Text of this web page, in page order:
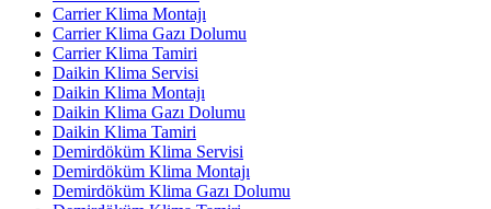
Carrier Klima Montajı
Carrier Klima Gazı Dolumu
Carrier Klima Tamiri
Daikin Klima Servisi
Daikin Klima Montajı
Daikin Klima Gazı Dolumu
Daikin Klima Tamiri
Demirdöküm Klima Servisi
Demirdöküm Klima Montajı
Demirdöküm Klima Gazı Dolumu